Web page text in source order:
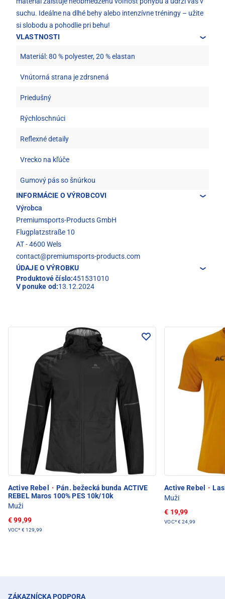
suchu. Ideálne na dlhé behy alebo intenzívne tréningy – užite
si slobodu a pohodlie pri behu!
VLASTNOSTI
Materiál: 80 % polyester, 20 % elastan
Vnútorná strana je zdrsnená
Priedušný
Rýchloschnúci
Reflexné detaily
Vrecko na kľúče
Gumový pás so šnúrkou
INFORMÁCIE O VÝROBCOVI
Výrobca
Premiumsports-Products GmbH
Flugplatzstraße 10
AT - 4600 Wels
contact@premiumsports-products.com
ÚDAJE O VÝROBKU
Produktové číslo:451531010
V ponuke od:13.12.2024
Active Rebel · Pán. bežecká bunda ACTIVE
REBEL Maros 100% PES 10k/10k
Muži
€ 99,99
VOC* € 129,99
Active Rebel ·
Muži
€ 19,99
VOC*€ 24,99
ZÁKAZNÍCKA PODPORA